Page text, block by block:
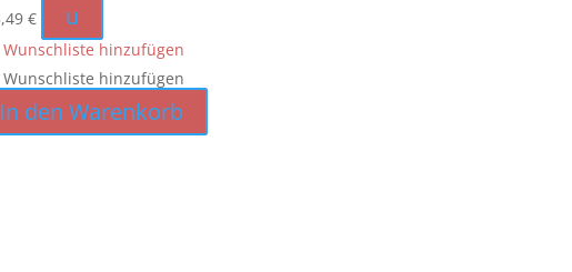
€ u
hinzufügen
hinzufügen
In den Warenkorb